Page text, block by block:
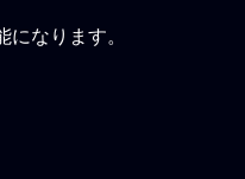
なります。